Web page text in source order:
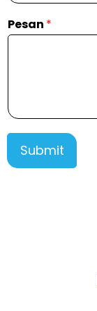
Pesan *
Submit